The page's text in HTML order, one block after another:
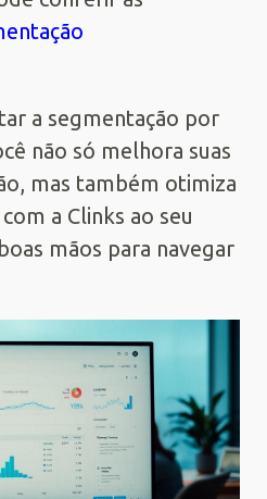
a segmentação por
não só melhora suas
mas também otimiza
a Clinks ao seu
mãos para navegar